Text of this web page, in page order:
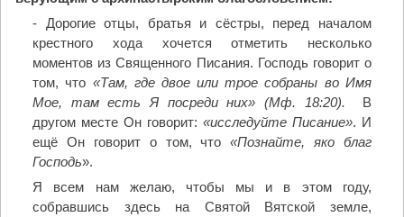
- Дорогие отцы, братья и сёстры, перед началом
крестного хода хочется отметить несколько
моментов из Священного Писания. Господь говорит о
том, что «Там, где двое или трое собраны во Имя
Мое, там есть Я посреди них» (Мф. 18:20). В
другом месте Он говорит: «исследуйте Писание». И
ещё Он говорит о том, что«Познайте, яко благ
Господь».
Я всем нам желаю, чтобы мы и в этом году,
собравшись здесь на Святой Вятской земле,